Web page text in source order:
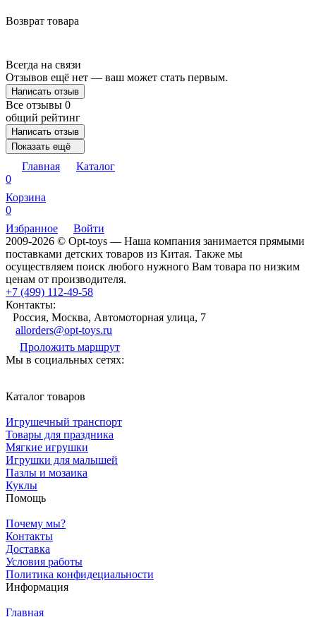
Возврат товара
Всегда на связи
Отзывов ещё нет — ваш может стать первым.
Написать отзыв
Все отзывы 0
общий рейтинг
Написать отзыв
Показать ещё
Главная
Каталог
0
Корзина
0
Избранное
Войти
2009-2026 © Opt-toys — Наша компания занимается прямыми
поставками детских товаров из Китая. Также мы
осуществляем поиск любого нужного Вам товара по низким
ценам от производителя.
+7 (499) 112-49-58
Контакты:
Россия, Москва, Автомоторная улица, 7
allorders@opt-toys.ru
Проложить маршрут
Мы в социальных сетях:
Каталог товаров
Игрушечный транспорт
Товары для праздника
Мягкие игрушки
Игрушки для малышей
Пазлы и мозаика
Куклы
Помощь
Почему мы?
Контакты
Доставка
Условия работы
Политика конфидециальности
Информация
Главная